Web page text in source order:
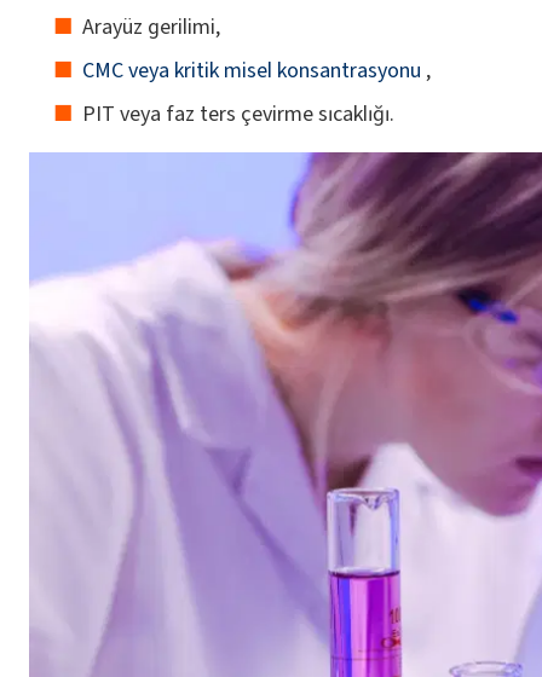
Arayüz gerilimi,
CMC veya kritik misel konsantrasyonu ,
PIT veya faz ters çevirme sıcaklığı.